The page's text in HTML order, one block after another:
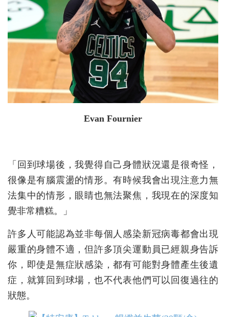
Evan Fournier
「回到球場後，我覺得自己身體狀況還是很奇怪，
很像是有腦震盪的情形。有時候我會出現注意力無
法集中的情形，眼睛也無法聚焦，我現在的深度知
覺非常糟糕。」
許多人可能認為並非每個人感染新冠病毒都會出現
嚴重的身體不適，但許多頂尖運動員已經親身告訴
你，即使是無症狀感染，都有可能對身體產生後遺
症，就算回到球場，也不代表他們可以回復過往的
狀態。